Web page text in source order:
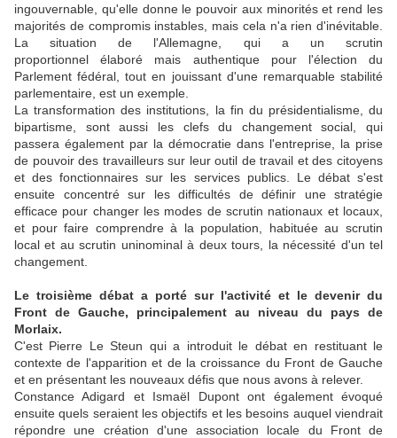
ingouvernable, qu'elle donne le pouvoir aux minorités et rend les
majorités de compromis instables, mais cela n'a rien d'inévitable.
La situation de l'Allemagne, qui a un scrutin
proportionnel élaboré mais authentique pour l'élection du
Parlement fédéral, tout en jouissant d'une remarquable stabilité
parlementaire, est un exemple.
La transformation des institutions, la fin du présidentialisme, du
bipartisme, sont aussi les clefs du changement social, qui
passera également par la démocratie dans l'entreprise, la prise
de pouvoir des travailleurs sur leur outil de travail et des citoyens
et des fonctionnaires sur les services publics. Le débat s'est
ensuite concentré sur les difficultés de définir une stratégie
efficace pour changer les modes de scrutin nationaux et locaux,
et pour faire comprendre à la population, habituée au scrutin
local et au scrutin uninominal à deux tours, la nécessité d'un tel
changement.
Le troisième débat a porté sur l'activité et le devenir du
Front de Gauche, principalement au niveau du pays de
Morlaix.
C'est Pierre Le Steun qui a introduit le débat en restituant le
contexte de l'apparition et de la croissance du Front de Gauche
et en présentant les nouveaux défis que nous avons à relever.
Constance Adigard et Ismaël Dupont ont également évoqué
ensuite quels seraient les objectifs et les besoins auquel viendrait
répondre une création d'une association locale du Front de